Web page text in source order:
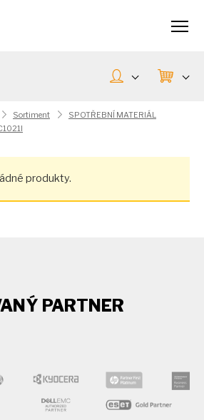
Sortiment
SPOTŘEBNÍ MATERIÁL
produkty.
PARTNER